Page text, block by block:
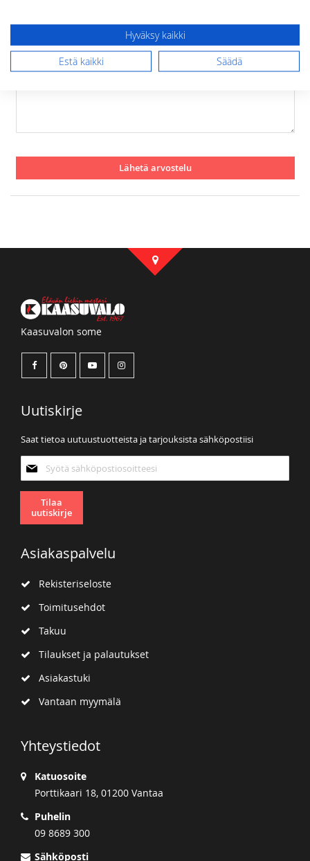
Arvostelu
Lähetä arvostelu
Kaasuvalon some
Uutiskirje
Saat tietoa uutuustuotteista ja tarjouksista sähköpostiisi
uutiskirjeemme:
Tilaa
uutiskirje
Asiakaspalvelu
Rekisteriseloste
Toimitusehdot
Takuu
Tilaukset ja palautukset
Asiakastuki
Vantaan myymälä
Yhteystiedot
Katuosoite
Porttikaari 18, 01200 Vantaa
Puhelin
09 8689 300
Sähköposti
Hyväksy kaikki
Estä kaikki Säädä